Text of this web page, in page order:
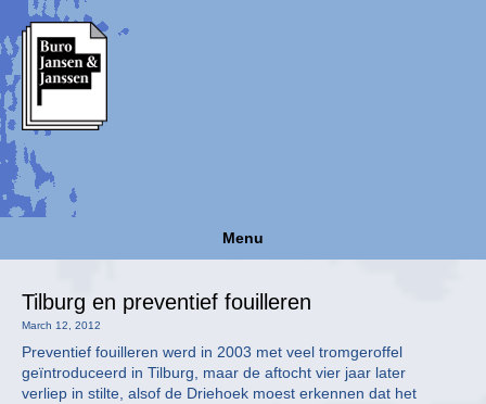
Menu
Tilburg en preventief fouilleren
March 12, 2012
Preventief fouilleren werd in 2003 met veel tromgeroffel
geïntroduceerd in Tilburg, maar de aftocht vier jaar later
verliep in stilte, alsof de Driehoek moest erkennen dat het